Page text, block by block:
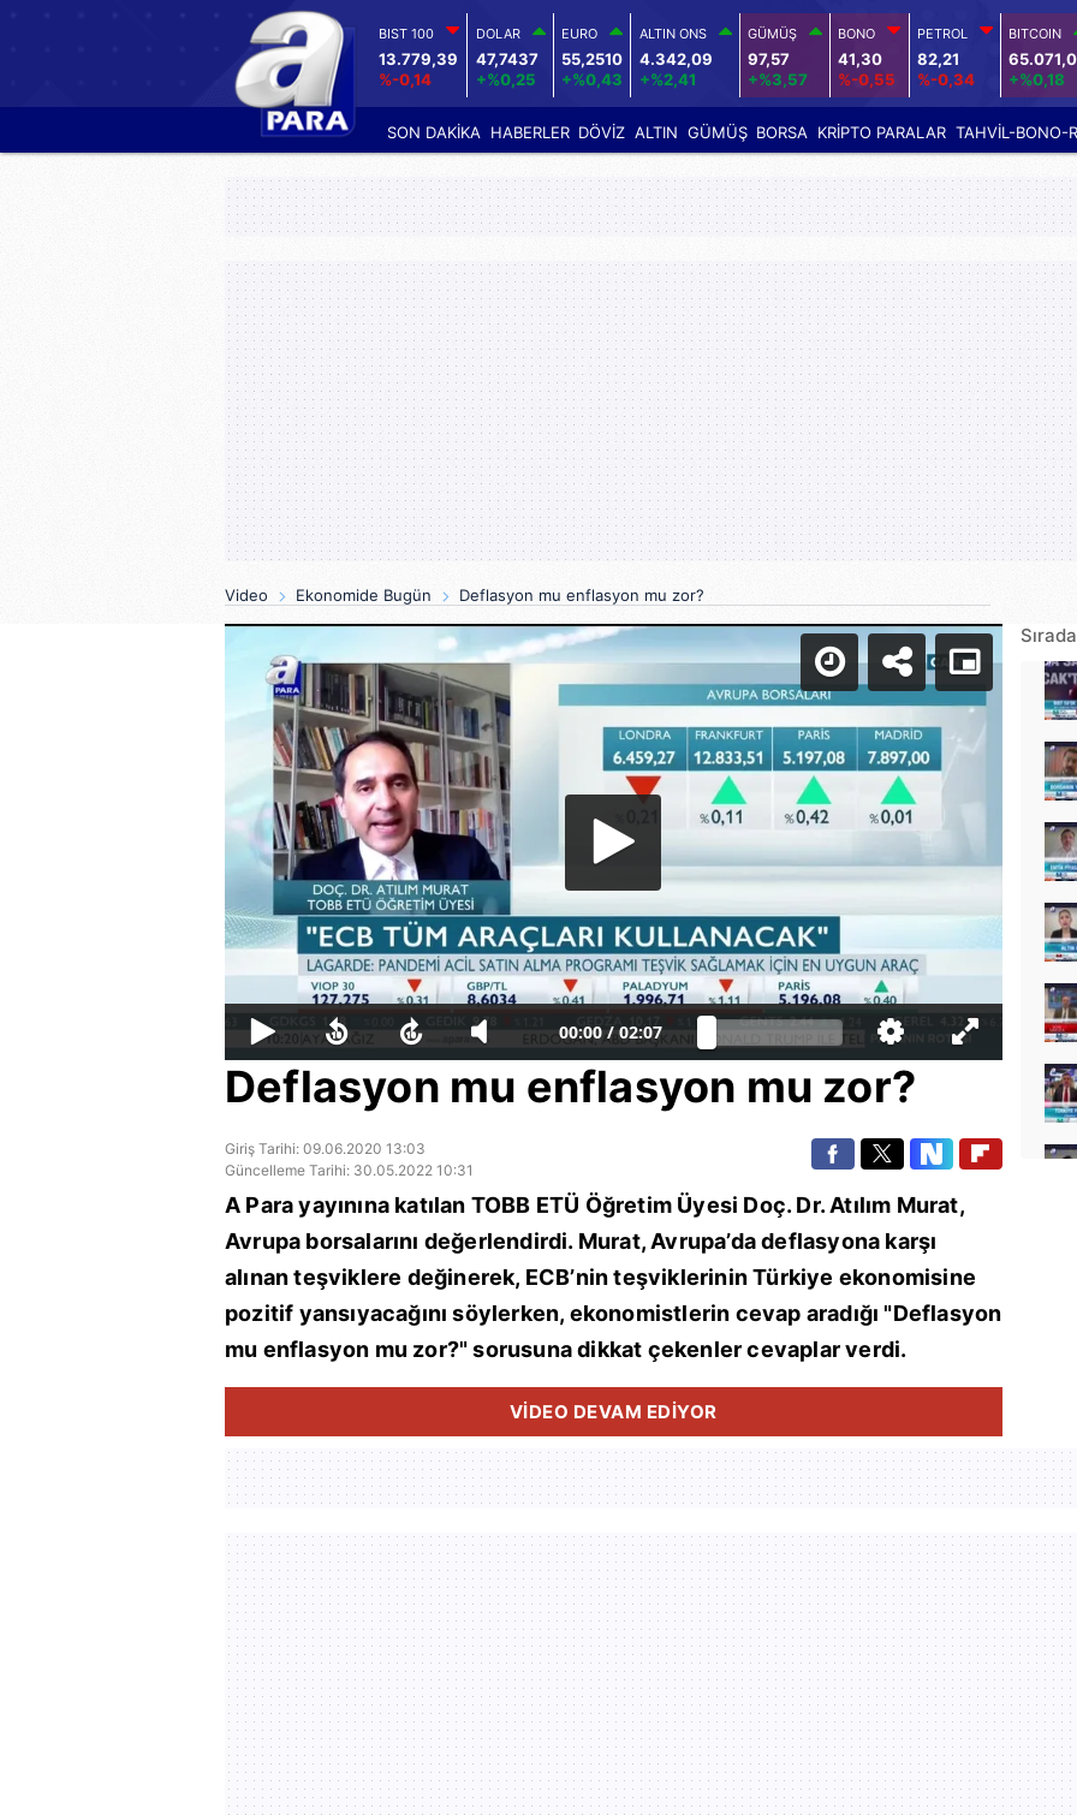
BIST 100
13.779,39
%-0,14
DOLAR
47,7437
+%0,25
EURO
55,2510
+%0,43
ALTIN ONS
4.342,09
+%2,41
GÜMÜŞ
97,57
+%3,57
BONO
41,30
%-0,55
PETROL
82,21
%-0,34
BITCOIN
+%0,18
SON DAKİKA HABERLER DÖVİZ ALTIN GÜMÜŞ BORSA KRİPTO PARALAR TAHVİL-BONO-
Video Ekonomide Bugün Deflasyon mu enflasyon mu zor?
00:00 / 02:07
Deflasyon mu enflasyon mu zor?
Giriş Tarihi: 09.06.2020 13:03
Güncelleme Tarihi: 30.05.2022 10:31
A Para yayınına katılan TOBB ETÜ Öğretim Üyesi Doç. Dr. Atılım Murat,
Avrupa borsalarını değerlendirdi. Murat, Avrupa’da deflasyona karşı
alınan teşviklere değinerek, ECB’nin teşviklerinin Türkiye ekonomisine
pozitif yansıyacağını söylerken, ekonomistlerin cevap aradığı "Deflasyon
mu enflasyon mu zor?" sorusuna dikkat çekenler cevaplar verdi.
VİDEO DEVAM EDİYOR